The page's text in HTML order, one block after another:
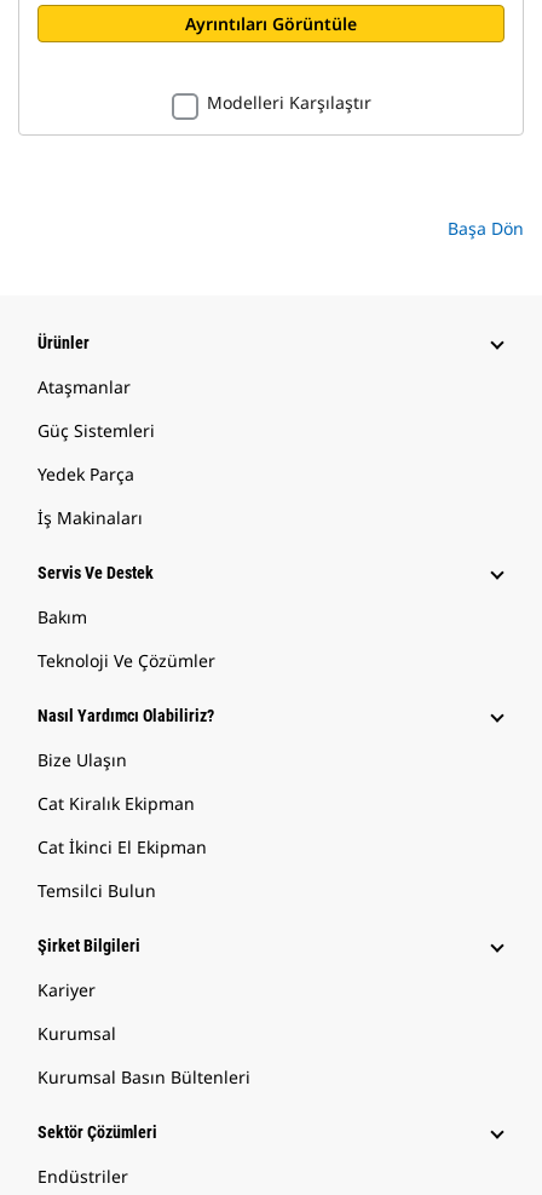
Ayrıntıları Görüntüle
Modelleri Karşılaştır
Başa Dön
Ürünler
Ataşmanlar
Güç Sistemleri
Yedek Parça
İş Makinaları
Servis Ve Destek
Bakım
Teknoloji Ve Çözümler
Nasıl Yardımcı Olabiliriz?
Bize Ulaşın
Cat Kiralık Ekipman
Cat İkinci El Ekipman
Temsilci Bulun
Şirket Bilgileri
Kariyer
Kurumsal
Kurumsal Basın Bültenleri
Sektör Çözümleri
Endüstriler